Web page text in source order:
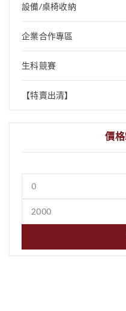
設備/桌椅收納
企業合作專區
生科競賽
【特賣出清】
價